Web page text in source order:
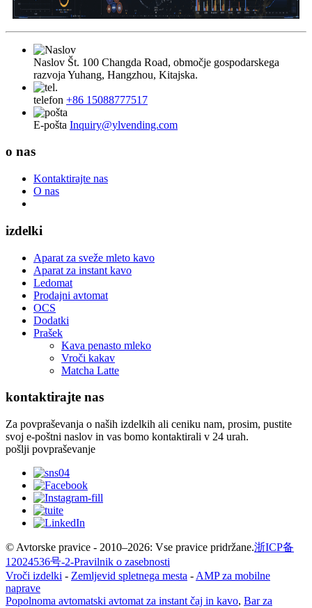
Naslov Št. 100 Changda Road, območje gospodarskega
razvoja Yuhang, Hangzhou, Kitajska.
telefon +86 15088777517
E-pošta Inquiry@ylvending.com
o nas
Kontaktirajte nas
O nas
izdelki
Aparat za sveže mleto kavo
Aparat za instant kavo
Ledomat
Prodajni avtomat
OCS
Dodatki
Prašek
Kava penasto mleko
Vroči kakav
Matcha Latte
kontaktirajte nas
Za povpraševanja o naših izdelkih ali ceniku nam, prosim, pustite
svoj e-poštni naslov in vas bomo kontaktirali v 24 urah.
pošlji povpraševanje
© Avtorske pravice - 2010–2026: Vse pravice pridržane.浙ICP备
12024536号-2-Pravilnik o zasebnosti
Vroči izdelki - Zemljevid spletnega mesta - AMP za mobilne
naprave
Popolnoma avtomatski avtomat za instant čaj in kavo, Bar za